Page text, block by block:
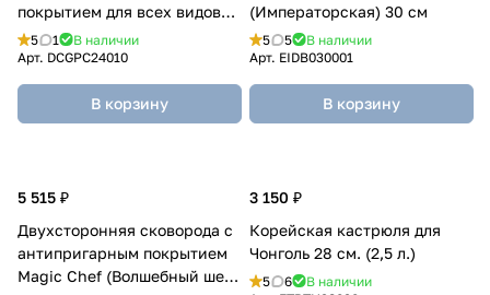
покрытием для всех видов
плит без крышки
5 1
В наличии
Арт. DCGPC24010
В корзину
(Императорская) 30 см
5 5
В наличии
Арт. EIDB030001
В корзину
5 515 ₽
Двухсторонняя сковорода с
антипригарным покрытием
Magic Chef (Волшебный шеф-
3 150 ₽
Корейская кастрюля для
Чонголь 28 см. (2,5 л.)
5 6
В наличии